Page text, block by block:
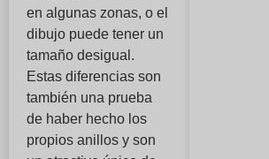
en algunas zonas, o el
dibujo puede tener un
tamaño desigual.
Estas diferencias son
también una prueba
de haber hecho los
propios anillos y son